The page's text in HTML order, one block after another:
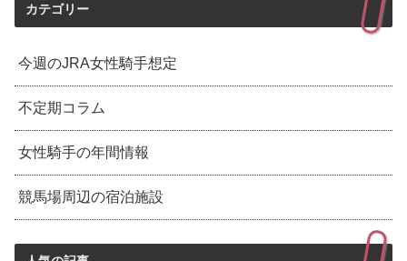
カテゴリー
今週のJRA女性騎手想定
不定期コラム
女性騎手の年間情報
競馬場周辺の宿泊施設